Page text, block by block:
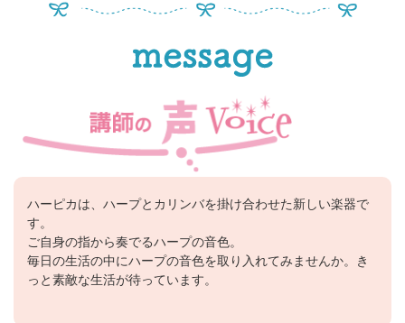
ハーピカは、ハープとカリンバを掛け合わせた新しい楽器で
す。
ご自身の指から奏でるハープの音色。
毎日の生活の中にハープの音色を取り入れてみませんか。き
っと素敵な生活が待っています。